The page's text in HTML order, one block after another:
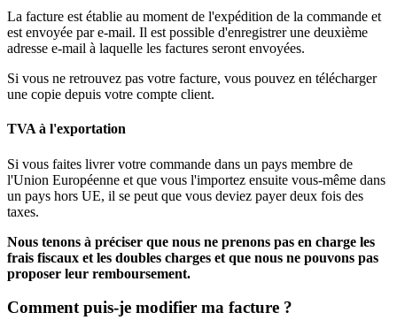
La facture est établie au moment de l'expédition de la commande et
est envoyée par e-mail. Il est possible d'enregistrer une deuxième
adresse e-mail à laquelle les factures seront envoyées.
Si vous ne retrouvez pas votre facture, vous pouvez en télécharger
une copie depuis votre compte client.
TVA à l'exportation
Si vous faites livrer votre commande dans un pays membre de
l'Union Européenne et que vous l'importez ensuite vous-même dans
un pays hors UE, il se peut que vous deviez payer deux fois des
taxes.
Nous tenons à préciser que nous ne prenons pas en charge les
frais fiscaux et les doubles charges et que nous ne pouvons pas
proposer leur remboursement.
Comment puis-je modifier ma facture ?